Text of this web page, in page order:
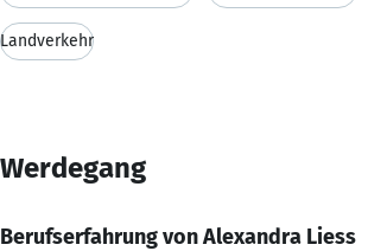
Landverkehr
Werdegang
Berufserfahrung von Alexandra Liess